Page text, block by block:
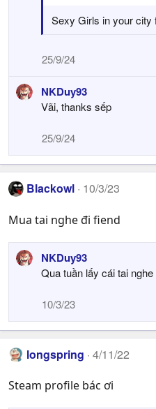
Sexy Girls in your city
25/9/24
NKDuy93
Vãi, thanks sếp
25/9/24
Blackowl 10/3/23
Mua tai nghe đi fiend
NKDuy93
Qua tuần lấy cái tai
10/3/23
longspring 4/11/22
Steam profile bác ơi